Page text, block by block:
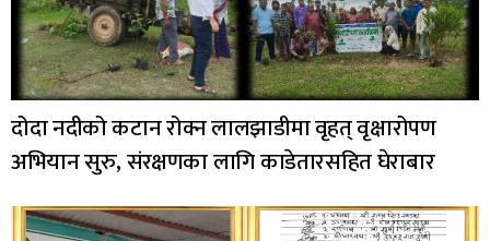
दोदा नदीको कटान रोक्न लालझाडीमा वृहत् वृक्षारोपण
अभियान सुरु, संरक्षणका लागि काडेतारसहित घेराबार